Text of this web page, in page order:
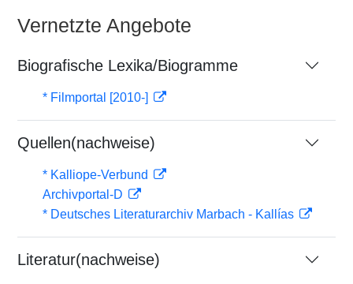
Vernetzte Angebote
Biografische Lexika/Biogramme
* Filmportal [2010-]
Quellen(nachweise)
* Kalliope-Verbund
Archivportal-D
* Deutsches Literaturarchiv Marbach - Kallías
Literatur(nachweise)